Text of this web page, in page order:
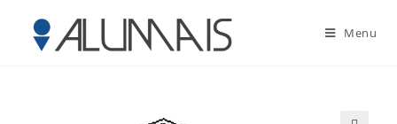
Menu